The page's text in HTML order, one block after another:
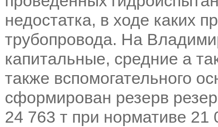
недостатка, в ходе каких
трубопровода. На
капитальные, средние а
также вспомогательного
сформирован резерв
24 763 т при нормативе 21